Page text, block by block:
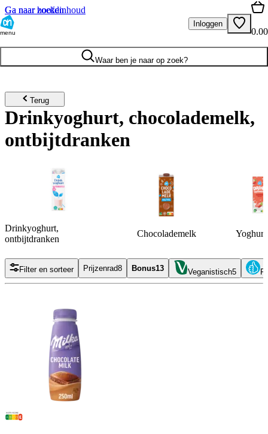
Ga naar hoofdinhoud
Ga naar zoeken
menu
Inloggen
0.00
Waar ben je naar op zoek?
Terug
Drinkyoghurt, chocolademelk,
ontbijtdranken
Drinkyoghurt,
ontbijtdranken
Chocolademelk
Filter en sorteer Prijzenrad8 Bonus13 Veganistisch5